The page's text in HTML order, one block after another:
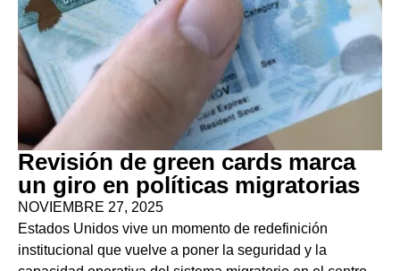
Revisión de green cards marca
un giro en políticas migratorias
NOVIEMBRE 27, 2025
Estados Unidos vive un momento de redefinición
institucional que vuelve a poner la seguridad y la